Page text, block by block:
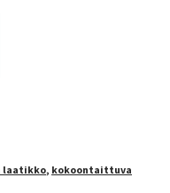
laatikko, kokoontaittuva